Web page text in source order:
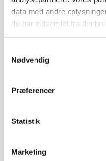
data med andre
de har indsamlet fra din
Nødvendig
Præferencer
Statistik
Marketing
Bæredygtighed
EPD
Corporate Social
FN Verdensmål
Om os